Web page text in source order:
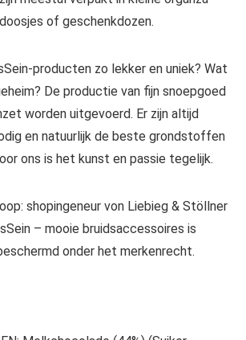
of geschenkdozen.
producten zo lekker en uniek? Wat
De productie van fijn snoepgoed
worden uitgevoerd. Er zijn altijd
en natuurlijk de beste grondstoffen
ons is het kunst en passie tegelijk.
shopingeneur von Liebieg & Stöllner
– mooie bruidsaccessoires is
onder het merkenrecht.